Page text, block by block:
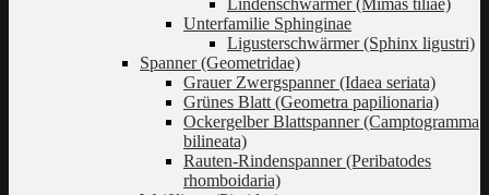
Unterfamilie Sphinginae
Ligusterschwärmer (Sphinx ligustri)
Spanner (Geometridae)
Grauer Zwergspanner (Idaea seriata)
Grünes Blatt (Geometra papilionaria)
Ockergelber Blattspanner (Camptogramma
bilineata)
Rauten-Rindenspanner (Peribatodes
rhomboidaria)